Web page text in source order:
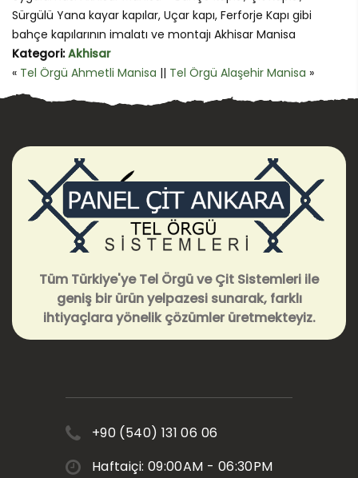
Sürgülü Yana kayar kapılar, Uçar kapı, Ferforje Kapı gibi
bahçe kapılarının imalatı ve montajı Akhisar Manisa
Kategori:Akhisar
« Tel Örgü Ahmetli Manisa || Tel Örgü Alaşehir Manisa »
Tüm Türkiye'ye Tel Örgü ve Çit Sistemleri ile
geniş bir ürün yelpazesi sunarak, farklı
ihtiyaçlara yönelik çözümler üretmekteyiz.
+90 (540) 131 06 06
Haftaiçi: 09:00AM - 06:30PM